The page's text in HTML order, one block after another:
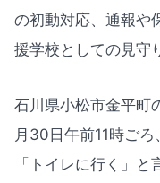
の初動対応、通報や
援学校としての見守
石川県小松市金平町
月30日午前11時ご
「トイレに行く」